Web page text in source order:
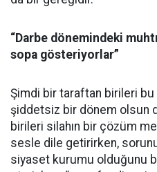
“Darbe dönemindeki
sopa gösteriyorlar”
Şimdi bir taraftan birileri
şiddetsiz bir dönem olsun
birileri silahın bir çözüm
sesle dile getirirken,
siyaset kurumu olduğunu